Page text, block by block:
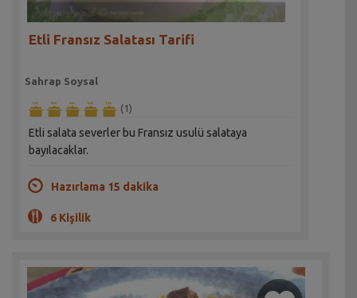
Etli Fransız Salatası Tarifi
Sahrap Soysal
(1)
Etli salata severler bu Fransız usulü salataya
bayılacaklar.
Hazırlama 15 dakika
6 Kişilik